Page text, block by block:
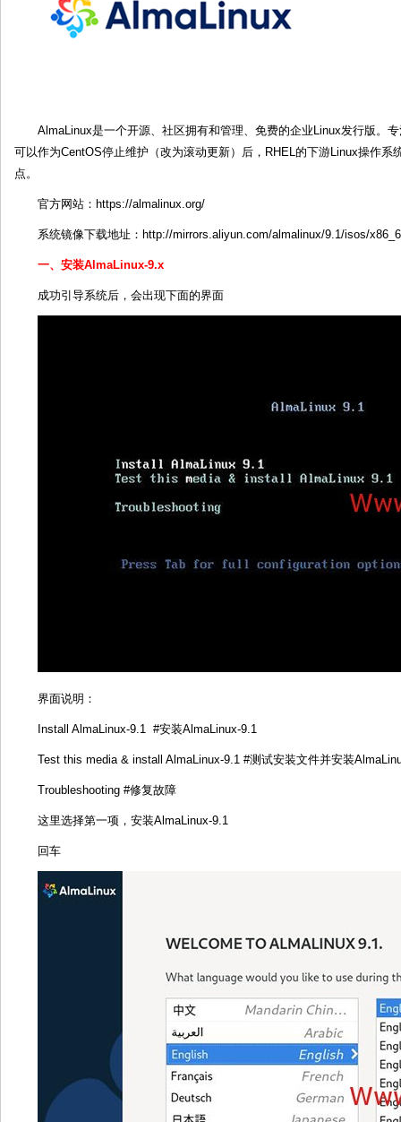
AlmaLinux是一个开源、社区拥有和管理、免费的企业Linux发行版。
可以作为CentOS停止维护（改为滚动更新）后，RHEL的下游Linux操作系
点。
官方网站：https://almalinux.org/
系统镜像下载地址：http://mirrors.aliyun.com/almalinux/9.1/isos/
一、安装AlmaLinux-9.x
成功引导系统后，会出现下面的界面
界面说明：
Install AlmaLinux-9.1 #安装AlmaLinux-9.1
Test this media & install AlmaLinux-9.1 #测试安装文件并安装
Troubleshooting #修复故障
这里选择第一项，安装AlmaLinux-9.1
回车